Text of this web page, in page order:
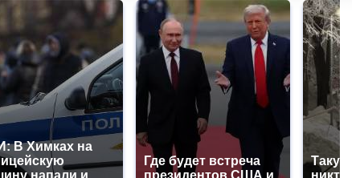
В Химках на
напали и
Где будет встреча
президентов США и
Такую
никто